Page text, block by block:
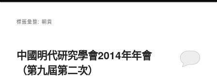
標籤彙整:朝貢
中國明代研究學會2014年年會
（第九屆第二次）